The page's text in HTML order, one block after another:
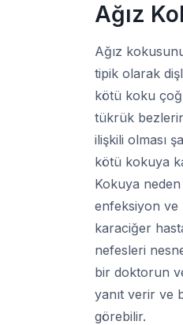
Ağız
Ağız
tipik olarak
kötü koku
tükrük
ilişkili olması
kötü kokuya
Kokuya
enfeksiyon ve
karaciğer
nefesleri
bir doktorun
yanıt verir ve
görebilir.